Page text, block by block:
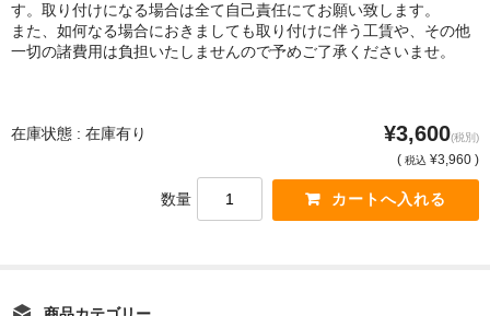
す。取り付けになる場合は全て自己責任にてお願い致します。
また、如何なる場合におきましても取り付けに伴う工賃や、その他
一切の諸費用は負担いたしませんので予めご了承くださいませ。
在庫状態 : 在庫有り ¥3,600(税別)
( 税込 ¥3,960 )
数量